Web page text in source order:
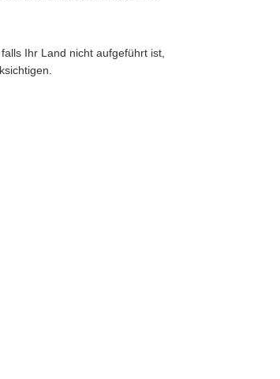
Ihr Land nicht aufgeführt ist,